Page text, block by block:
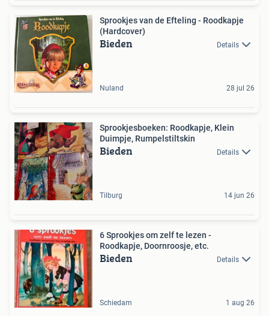
Sprookjes van de Efteling - Roodkapje
(Hardcover)
Bieden Details
Nuland 28 jul 26
Sprookjesboeken: Roodkapje, Klein
Duimpje, Rumpelstiltskin
Bieden Details
Tilburg 14 jun 26
6 Sprookjes om zelf te lezen -
Roodkapje, Doornroosje, etc.
Bieden Details
Schiedam 1 aug 26